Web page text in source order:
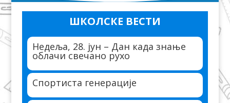
ШКОЛСКЕ ВЕСТИ
Недеља, 28. јун – Дан када знање
облачи свечано рухо
Спортиста генерације